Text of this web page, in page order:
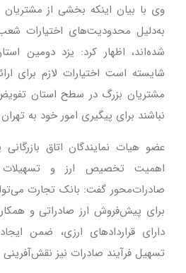
وی با بیان اینکه بخشی از
به‌دلیل محدودیت‌های اختیارات
شده‌اند، اظهار کرد: یزد دومین
شایسته است اختیارات لازم برای
مشتریان بزرگ در سطح استان
نباشند برای پیگیری امور خود به
عضو هیات نمایندگان اتاق
اهمیت تخصیص ارز و
صادرات‌محور گفت: بانک تجارت
برای پیش‌فروش ارز صادراتی و
دارای قراردادهای ارزی، ضمن
تسهیل فرآیند صادرات نیز